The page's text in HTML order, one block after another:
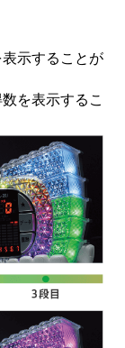
示することが
を表示するこ